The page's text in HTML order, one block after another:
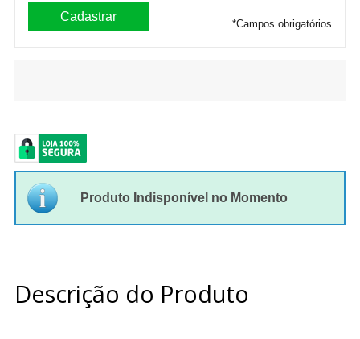
*Campos obrigatórios
Produto Indisponível no Momento
Descrição do Produto